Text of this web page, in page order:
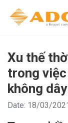
Xu thế
trong
không dây
Date: 18/03/